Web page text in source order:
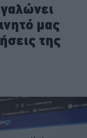
μας
της